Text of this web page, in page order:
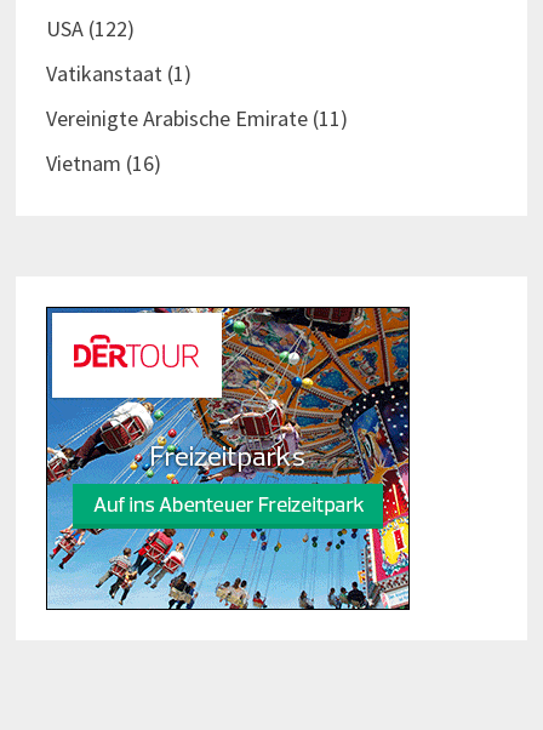
USA(122)
Vatikanstaat(1)
Vereinigte Arabische Emirate(11)
Vietnam (16)